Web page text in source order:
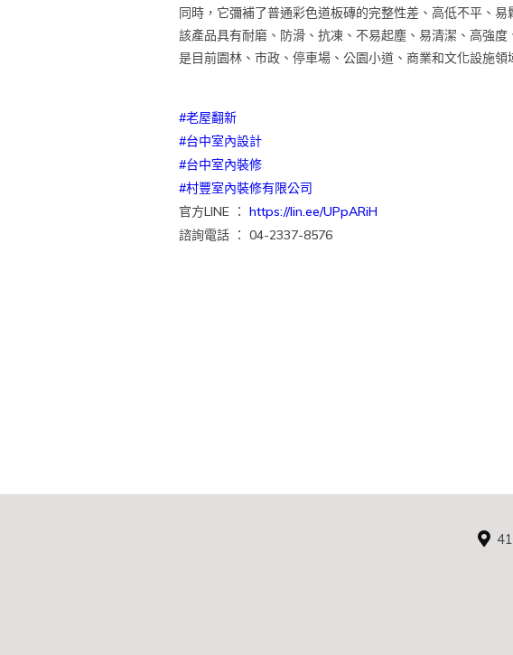
同時，它彌補了普通彩色道板磚的完整性差、高低不平、易
該產品具有耐磨、防滑、抗凍、不易起塵、易清潔、高強
是目前園林、市政、停車場、公園小道、商業和文化設施領
#老屋翻新
#台中室內設計
#台中室內裝修
#村豐室內裝修有限公司
官方LINE ： https://lin.ee/UPpARiH
諮詢電話 ： 04-2337-8576